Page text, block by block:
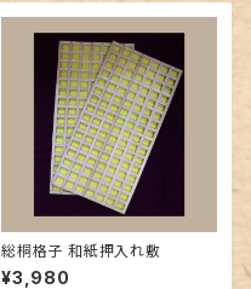
総桐格子 和紙押入れ敷
¥3,980